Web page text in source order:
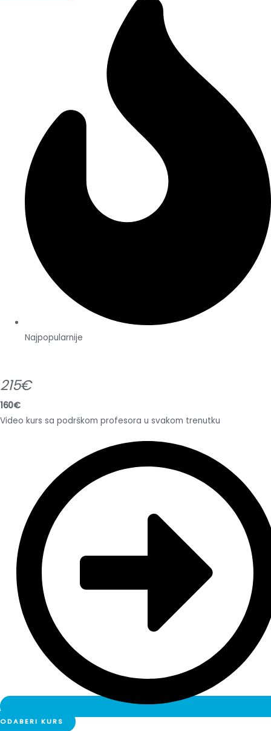
Najpopularnije
215€
160€
Video kurs sa podrškom profesora u svakom trenutku
ODABERI KURS